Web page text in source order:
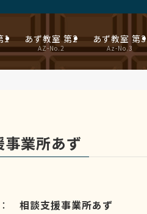
1 あず教室 第2
AZ-No.2
あず教室 第3
Az-No.3
業所あず
相談支援事業所あず